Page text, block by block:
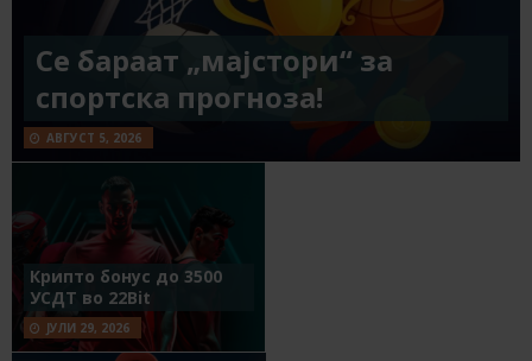
Се бараат „мајстори“ за
спортска прогноза!
АВГУСТ 5, 2026
Крипто бонус до 3500
УСДТ во 22Bit
ЈУЛИ 29, 2026